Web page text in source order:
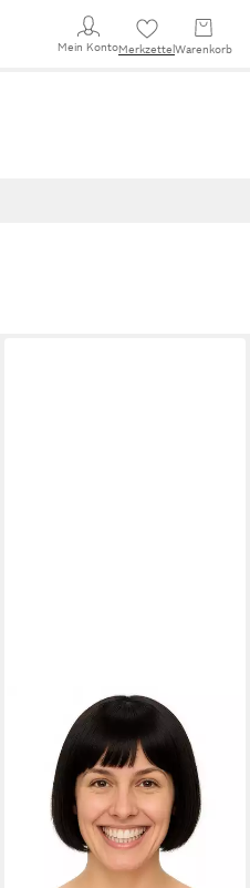
Mein KontoMerkzettel Warenkorb